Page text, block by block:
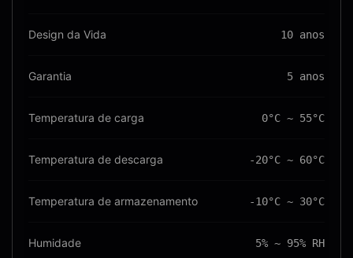
Design da Vida 10 anos
Garantia 5 anos
Temperatura de carga 0°C ~ 55°C
Temperatura de descarga -20°C ~ 60°C
Temperatura de armazenamento -10°C ~ 30°C
Humidade 5% ~ 95% RH